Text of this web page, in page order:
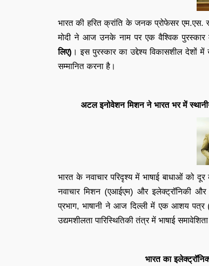
भारत की हरित क्रांति के जनक प्रोफेसर एम.एस.
मोदी ने आज उनके नाम पर एक वैश्विक
लिए) । इस पुरस्कार का उद्देश्य विकासशील देशों
सम्मानित करना है।
अटल इनोवेशन मिशन ने भारत भर में
भारत के नवाचार परिदृश्य में भाषाई बाधाओं
नवाचार मिशन (एआईएम) और इलेक्ट्रॉनिकी और
प्रभाग, भाषानी ने आज दिल्ली में एक आशय पत्र
उद्यमशीलता पारिस्थितिकी तंत्र में भाषाई
भारत का